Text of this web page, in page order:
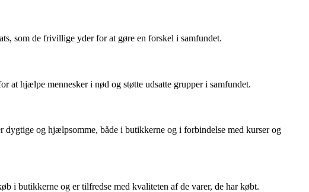
som de frivillige yder for at gøre en forskel i samfundet.
at hjælpe mennesker i nød og støtte udsatte grupper i samfundet.
og hjælpsomme, både i butikkerne og i forbindelse med kurser og
i butikkerne og er tilfredse med kvaliteten af de varer, de har købt.